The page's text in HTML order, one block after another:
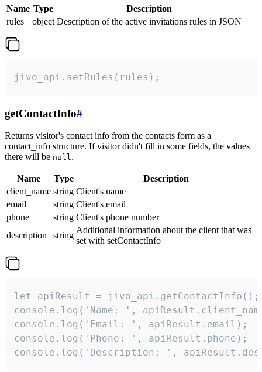
Name Type
Description
rules
object Description of the active invitations rules in JSON
jivo_api.setRules(rules);
getContactInfo#
Returns visitor's contact info from the contacts form as a
contact_info structure. If visitor didn't fill in some fields, the values
there will be null.
Name Type
Description
client_name string Client's name
email
string Client's email
phone
string Client's phone number
description
string
Additional information about the client that was
set with setContactInfo
let apiResult = jivo_api.getContactInfo();
console.log('Name: ',
console.log('Email: ', apiResult.email);
console.log('Phone: ', apiResult.phone);
console.log('Description: ',